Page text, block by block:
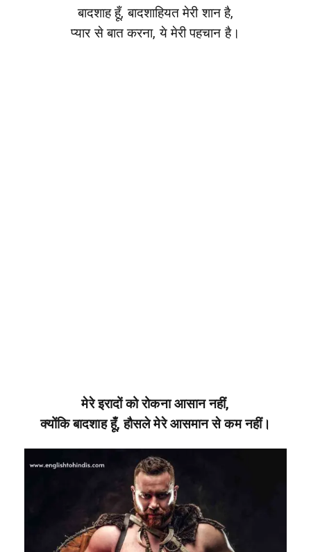
बादशाह हूँ, बादशाहियत मेरी शान है,
प्यार से बात करना, ये मेरी पहचान है।
मेरे इरादों को रोकना आसान नहीं,
क्योंकि बादशाह हूँ, हौसले मेरे आसमान से कम नहीं।